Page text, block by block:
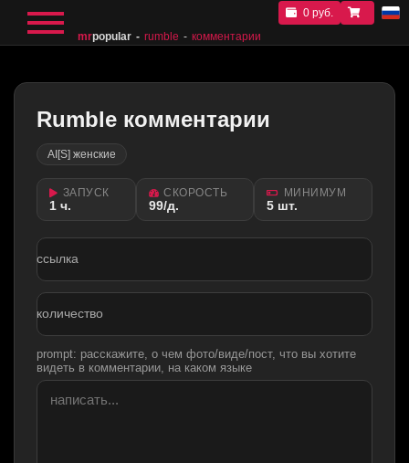
mrpopular rumble комментарии
0 руб.
Rumble комментарии
AI[S] женские
ЗАПУСК
1 ч.
СКОРОСТЬ
99/д.
МИНИМУМ
5 шт.
ссылка
количество
prompt: расскажите, о чем фото/виде/пост, что вы хотите
видеть в комментарии, на каком языке